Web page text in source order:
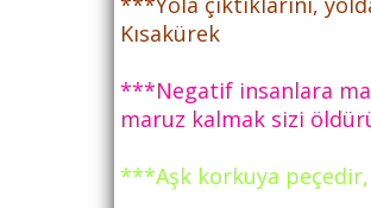
Kısakürek
***Negatif insanlara
maruz kalmak sizi
***Aşk korkuya peçedir,